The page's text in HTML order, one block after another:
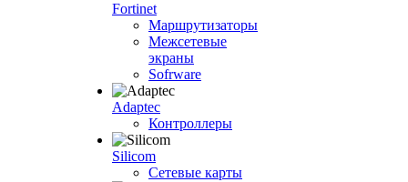
Fortinet
Маршрутизаторы
Межсетевые
экраны
Sofrware
Adaptec
Контроллеры
Silicom
Сетевые карты